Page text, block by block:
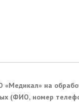
«Медикал» на
(ФИО, номер